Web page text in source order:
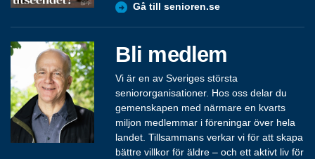
Gå till senioren.se
Bli medlem
Vi är en av Sveriges största
seniororganisationer. Hos oss delar du
gemenskapen med närmare en kvarts
miljon medlemmar i föreningar över hela
landet. Tillsammans verkar vi för att skapa
bättre villkor för äldre – och ett aktivt liv för